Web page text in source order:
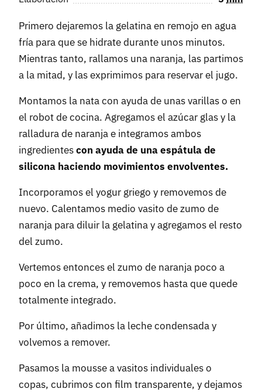
Primero dejaremos la gelatina en remojo en agua
fría para que se hidrate durante unos minutos.
Mientras tanto, rallamos una naranja, las partimos
a la mitad, y las exprimimos para reservar el jugo.
Montamos la nata con ayuda de unas varillas o en
el robot de cocina. Agregamos el azúcar glas y la
ralladura de naranja e integramos ambos
ingredientescon ayuda de una espátula de
silicona haciendo movimientos envolventes.
Incorporamos el yogur griego y removemos de
nuevo. Calentamos medio vasito de zumo de
naranja para diluir la gelatina y agregamos el resto
del zumo.
Vertemos entonces el zumo de naranja poco a
poco en la crema, y removemos hasta que quede
totalmente integrado.
Por último, añadimos la leche condensada y
volvemos a remover.
Pasamos la mousse a vasitos individuales o
copas, cubrimos con film transparente, y dejamos